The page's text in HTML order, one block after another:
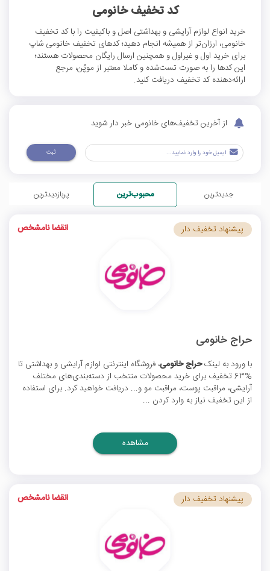
کد تخفیف خانومی
خرید انواع لوازم آرایشی و بهداشتی اصل و باکیفیت را با کد تخفیف
خانومی، ارزان‌تر از همیشه انجام دهید؛ کدهای تخفیف خانومی شاپ
برای خرید اول و غیراول و همچنین ارسال رایگان محصولات هستند؛
این کدها را به صورت تست‌شده و کاملا معتبر از موپُن، مرجع
ارائه‌دهنده کد تخفیف دریافت کنید.
از آخرین تخفیف‌های خانومی خبر دار شوید
ثبت
جدیدترین محبوب‌ترین پربازدیدترین
حراج خانومی
با ورود به لینکحراج خانومی، فروشگاه اینترنتی لوازم آرایشی و بهداشتی تا
%63 تخفیف برای خرید محصولات منتخب از دسته‌بندی‌های مختلف
آرایشی، مراقبت پوست، مراقبت مو و... دریافت خواهید کرد. برای استفاده
از این تخفیف نیاز به وارد کردن ...
پیشنهاد تخفیف دار انقضا نامشخص
مشاهده
پیشنهاد تخفیف دار انقضا نامشخص